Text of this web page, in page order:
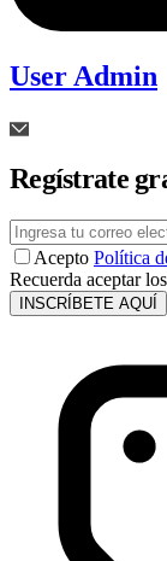
User Admin
Regístrate
Acepto Política
Recuerda aceptar
INSCRÍBETE AQUÍ